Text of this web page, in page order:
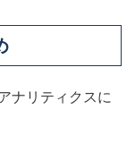
ナリティクスに